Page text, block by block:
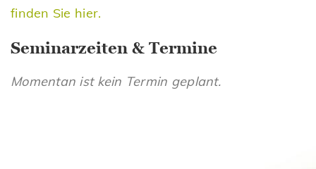
finden Sie hier.
Seminarzeiten & Termine
Momentan ist kein Termin geplant.